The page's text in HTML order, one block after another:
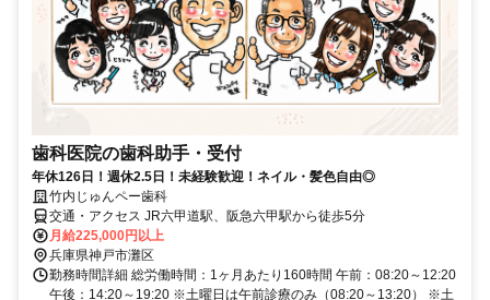
歯科医院の歯科助手・受付
年休126日！週休2.5日！未経験歓迎！ネイル・髪色自由◎
竹内じゅんペー歯科
交通・アクセス JR六甲道駅、阪急六甲駅から徒歩5分
月給225,000円以上
兵庫県神戸市灘区
勤務時間詳細 総労働時間：1ヶ月あたり160時間 午前：08:20～12:20
午後：14:20～19:20 ※土曜日は午前診療のみ（08:20～13:20） ※土